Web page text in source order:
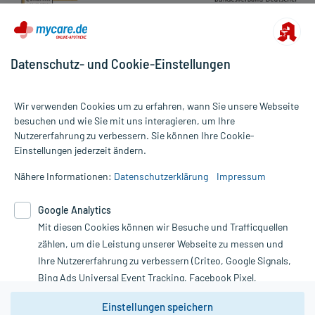
Alle Preise gelten inkl. MwSt., ggf. zzgl. Versandkosten
Informationen auf dieser Website werden ausschließlich für
die Untersuchung und Behandlung durch einen Arzt. Bitte
Therapien eingeleitet werden können. | Diese Webseite benutzt
Google Analytics. Lesen Sie bitte dazu die wichtigen Hinweise in
unserer Datenschutzerklärung. Für den Widerruf einer Bestellung
nutzen Sie das Formular:
Vertrag widerrufen
Datenschutz- und Cookie-Einstellungen
Wir verwenden Cookies um zu erfahren, wann Sie unsere Webseite
besuchen und wie Sie mit uns interagieren, um Ihre
Nutzererfahrung zu verbessern. Sie können Ihre Cookie-
Einstellungen jederzeit ändern.
Nähere Informationen: Datenschutzerklärung Impressum
Google Analytics
Mit diesen Cookies können wir Besuche und Trafficquellen
zählen, um die Leistung unserer Webseite zu messen und
Ihre Nutzererfahrung zu verbessern (Criteo, Google Signals,
Bing Ads Universal Event Tracking, Facebook Pixel,
Youtube-Social Plugin).
Einstellungen speichern